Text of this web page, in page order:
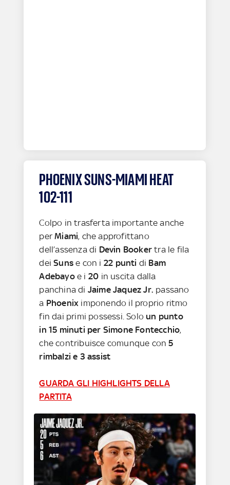
PHOENIX SUNS-MIAMI HEAT
102-111
Colpo in trasferta importante anche
perMiami, che approfittano
dell’assenza di Devin Booker tra le fila
deiSunse con i 22 punti di Bam
Adebayoe i 20 in uscita dalla
panchina di Jaime Jaquez Jr. passano
a Phoenix imponendo il proprio ritmo
fin dai primi possessi. Soloun punto
in 15 minuti per Simone Fontecchio,
che contribuisce comunque con5
rimbalzi e 3 assist
GUARDA GLI HIGHLIGHTS DELLA
PARTITA